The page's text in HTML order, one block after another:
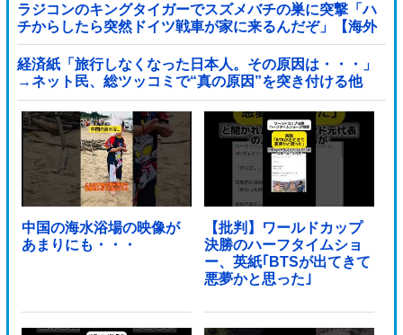
ラジコンのキングタイガーでスズメバチの巣に突撃「ハ
チからしたら突然ドイツ戦車が家に来るんだぞ」【海外
の反応】
経済紙「旅行しなくなった日本人。その原因は・・・」
→ネット民、総ツッコミで“真の原因”を突き付ける他
中国の海水浴場の映像が
あまりにも・・・
【批判】ワールドカップ
決勝のハーフタイムショ
ー、英紙｢BTSが出てきて
悪夢かと思った｣